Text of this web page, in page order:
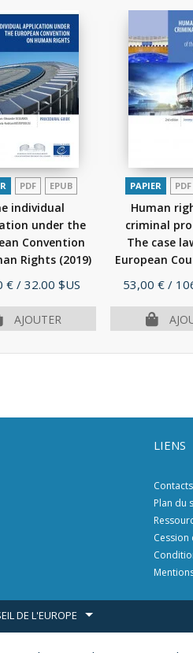
PDF EPUB
individual
under the
Convention
Rights (2019)
€ / 32.00 $US
AJOUTER
PAPIER PDF
Human
criminal
The case
European
Prix
53,00 € /
LIENS
Contacts
Plan du
DE L'EUROPE